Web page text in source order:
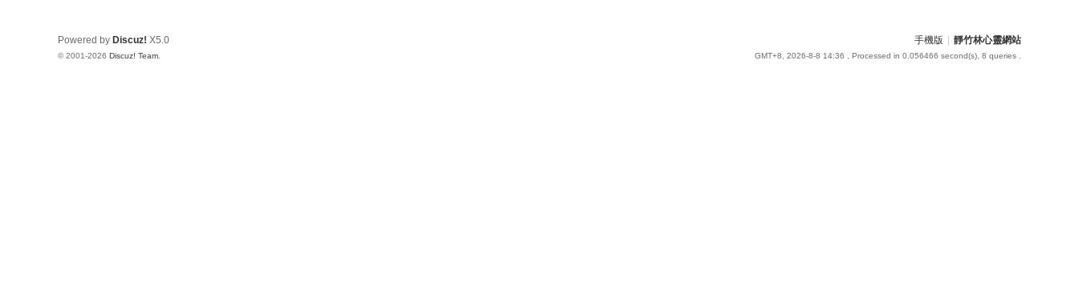
手機版 靜竹林心靈網站
GMT+8, 2026-8-8 14:36 , Processed in 0.056466 second(s), 8 queries .
Powered by Discuz! X5.0
© 2001-2026 Discuz! Team